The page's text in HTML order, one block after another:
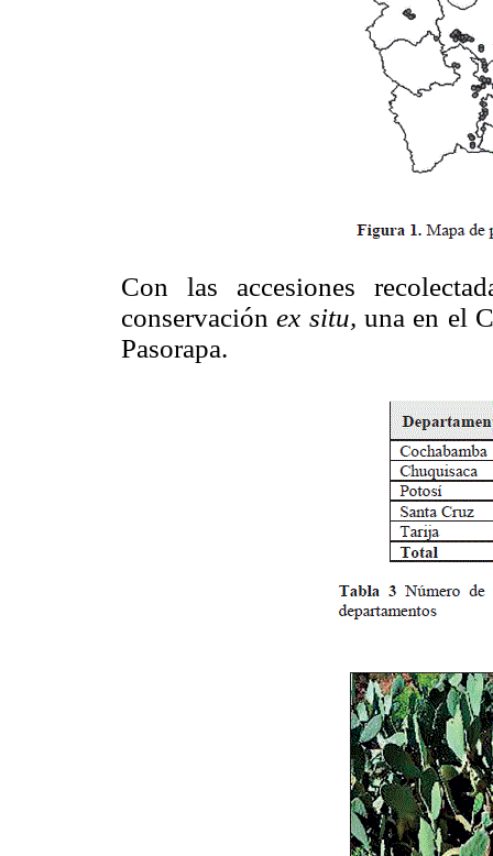
Con las accesiones
conservaciónex situ,una en el
Pasorapa.